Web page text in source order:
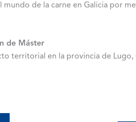
mundo de la carne en Galicia por
de Máster
territorial en la provincia de